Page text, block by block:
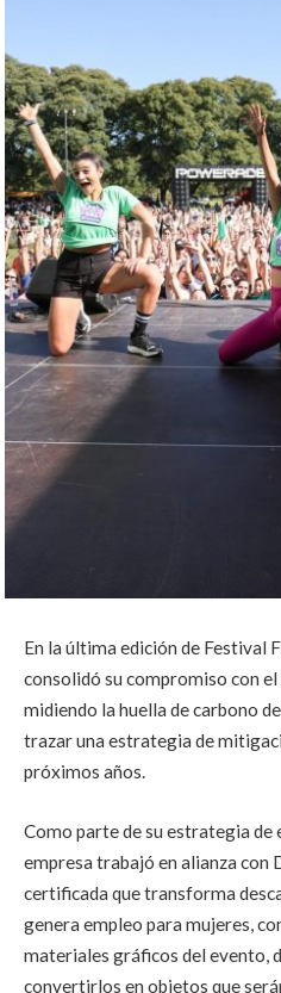
En la última edición de Festival
consolidó su compromiso con
midiendo la huella de carbono
trazar una estrategia de
próximos años.
Como parte de su estrategia de
empresa trabajó en alianza con
certificada que transforma
genera empleo para mujeres,
materiales gráficos del evento,
convertirlos en objetos que